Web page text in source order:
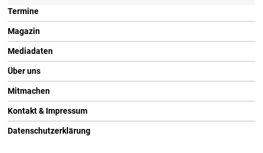
Termine
Magazin
Mediadaten
Über uns
Mitmachen
Kontakt & Impressum
Datenschutzerklärung